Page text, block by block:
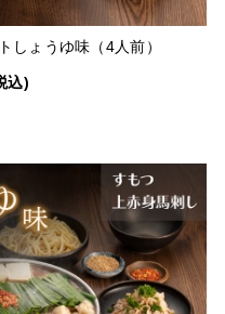
しょうゆ味（4人前）
込)